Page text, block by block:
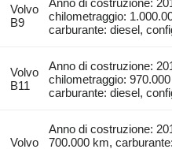
Volvo
B9
chilometraggio:
carburante: diesel,
Volvo
B11
Anno di costruzione:
chilometraggio:
carburante: diesel,
Volvo
Anno di costruzione:
700.000 km,